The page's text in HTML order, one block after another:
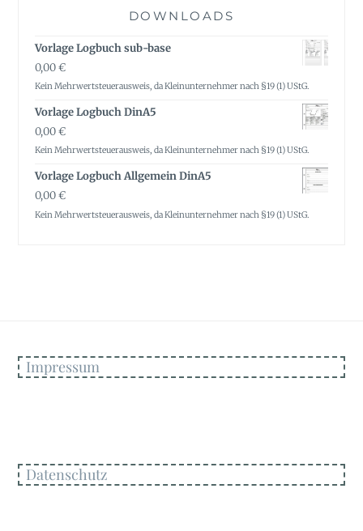
DOWNLOADS
Vorlage Logbuch sub-base
0,00€
Kein Mehrwertsteuerausweis, da Kleinunternehmer nach §19 (1) UStG.
Vorlage Logbuch DinA5
0,00€
Kein Mehrwertsteuerausweis, da Kleinunternehmer nach §19 (1) UStG.
Vorlage Logbuch Allgemein DinA5
0,00€
Kein Mehrwertsteuerausweis, da Kleinunternehmer nach §19 (1) UStG.
Impressum
Datenschutz